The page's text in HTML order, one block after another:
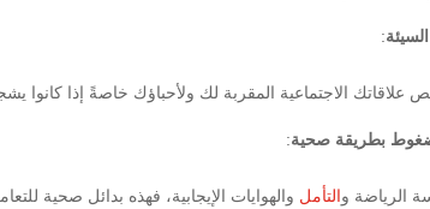
:
علاقاتك الاجتماعية المقربة لك ولأحباؤك خاصةً إذا كانوا
بطريقة صحية:
الرياضة والتأمل والهوايات الإيجابية، فهذه بدائل صحية